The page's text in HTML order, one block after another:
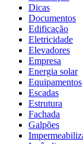
Dicas
Documentos
Edificação
Eletricidade
Elevadores
Empresa
Energia solar
Equipamentos
Escadas
Estrutura
Fachada
Galpões